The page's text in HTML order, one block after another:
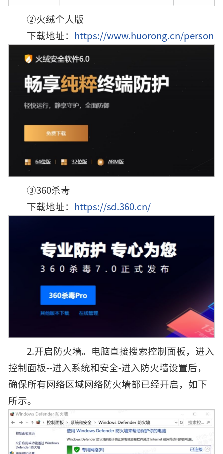
②火绒个人版
下载地址：
https://www.huorong.cn/person
③360杀毒
下载地址：
https://sd.360.cn/
2.开启防火墙。电脑直接搜索控制面板，进入
控制面板--进入系统和安全-进入防火墙设置后，
确保所有网络区域网络防火墙都已经开启，如下
所示。